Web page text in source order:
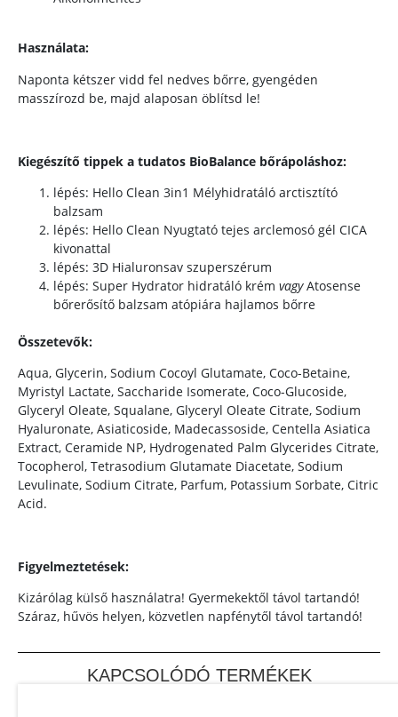
Használata:
Naponta kétszer vidd fel nedves bőrre, gyengéden
masszírozd be, majd alaposan öblítsd le!
Kiegészítő tippek a tudatos BioBalance bőrápoláshoz:
lépés: Hello Clean 3in1 Mélyhidratáló arctisztító
balzsam
lépés: Hello Clean Nyugtató tejes arclemosó gél CICA
kivonattal
lépés: 3D Hialuronsav szuperszérum
lépés: Super Hydrator hidratáló krém vagyAtosense
bőrerősítő balzsam atópiára hajlamos bőrre
Összetevők:
Aqua, Glycerin, Sodium Cocoyl Glutamate, Coco-Betaine,
Myristyl Lactate, Saccharide Isomerate, Coco-Glucoside,
Glyceryl Oleate, Squalane, Glyceryl Oleate Citrate, Sodium
Hyaluronate, Asiaticoside, Madecassoside, Centella Asiatica
Extract, Ceramide NP, Hydrogenated Palm Glycerides Citrate,
Tocopherol, Tetrasodium Glutamate Diacetate, Sodium
Levulinate, Sodium Citrate, Parfum, Potassium Sorbate, Citric
Acid.
Figyelmeztetések:
Kizárólag külső használatra! Gyermekektől távol tartandó!
Száraz, hűvös helyen, közvetlen napfénytől távol tartandó!
KAPCSOLÓDÓ TERMÉKEK